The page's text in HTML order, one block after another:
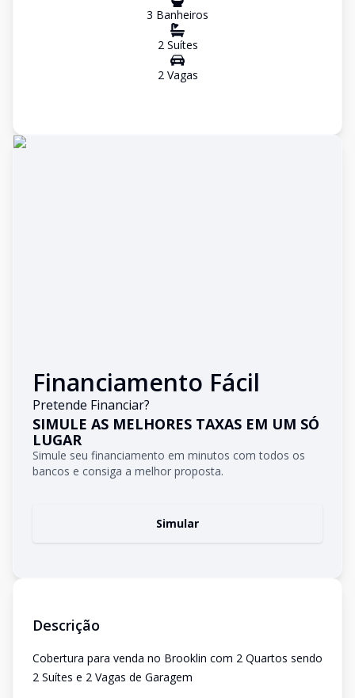
3 Banheiros
2Suítes
2Vagas
Financiamento Fácil
Pretende Financiar?
SIMULE AS MELHORES TAXAS EM UM SÓ
LUGAR
Simule seu financiamento em minutos com todos os
bancos e consiga a melhor proposta.
Simular
Descrição
Cobertura para venda no Brooklin com 2 Quartos sendo
2 Suítes e 2 Vagas de Garagem